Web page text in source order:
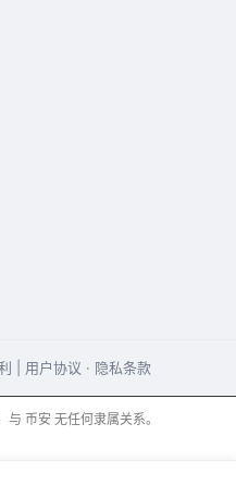
| 用户协议 · 隐私条款
币安 无任何隶属关系。